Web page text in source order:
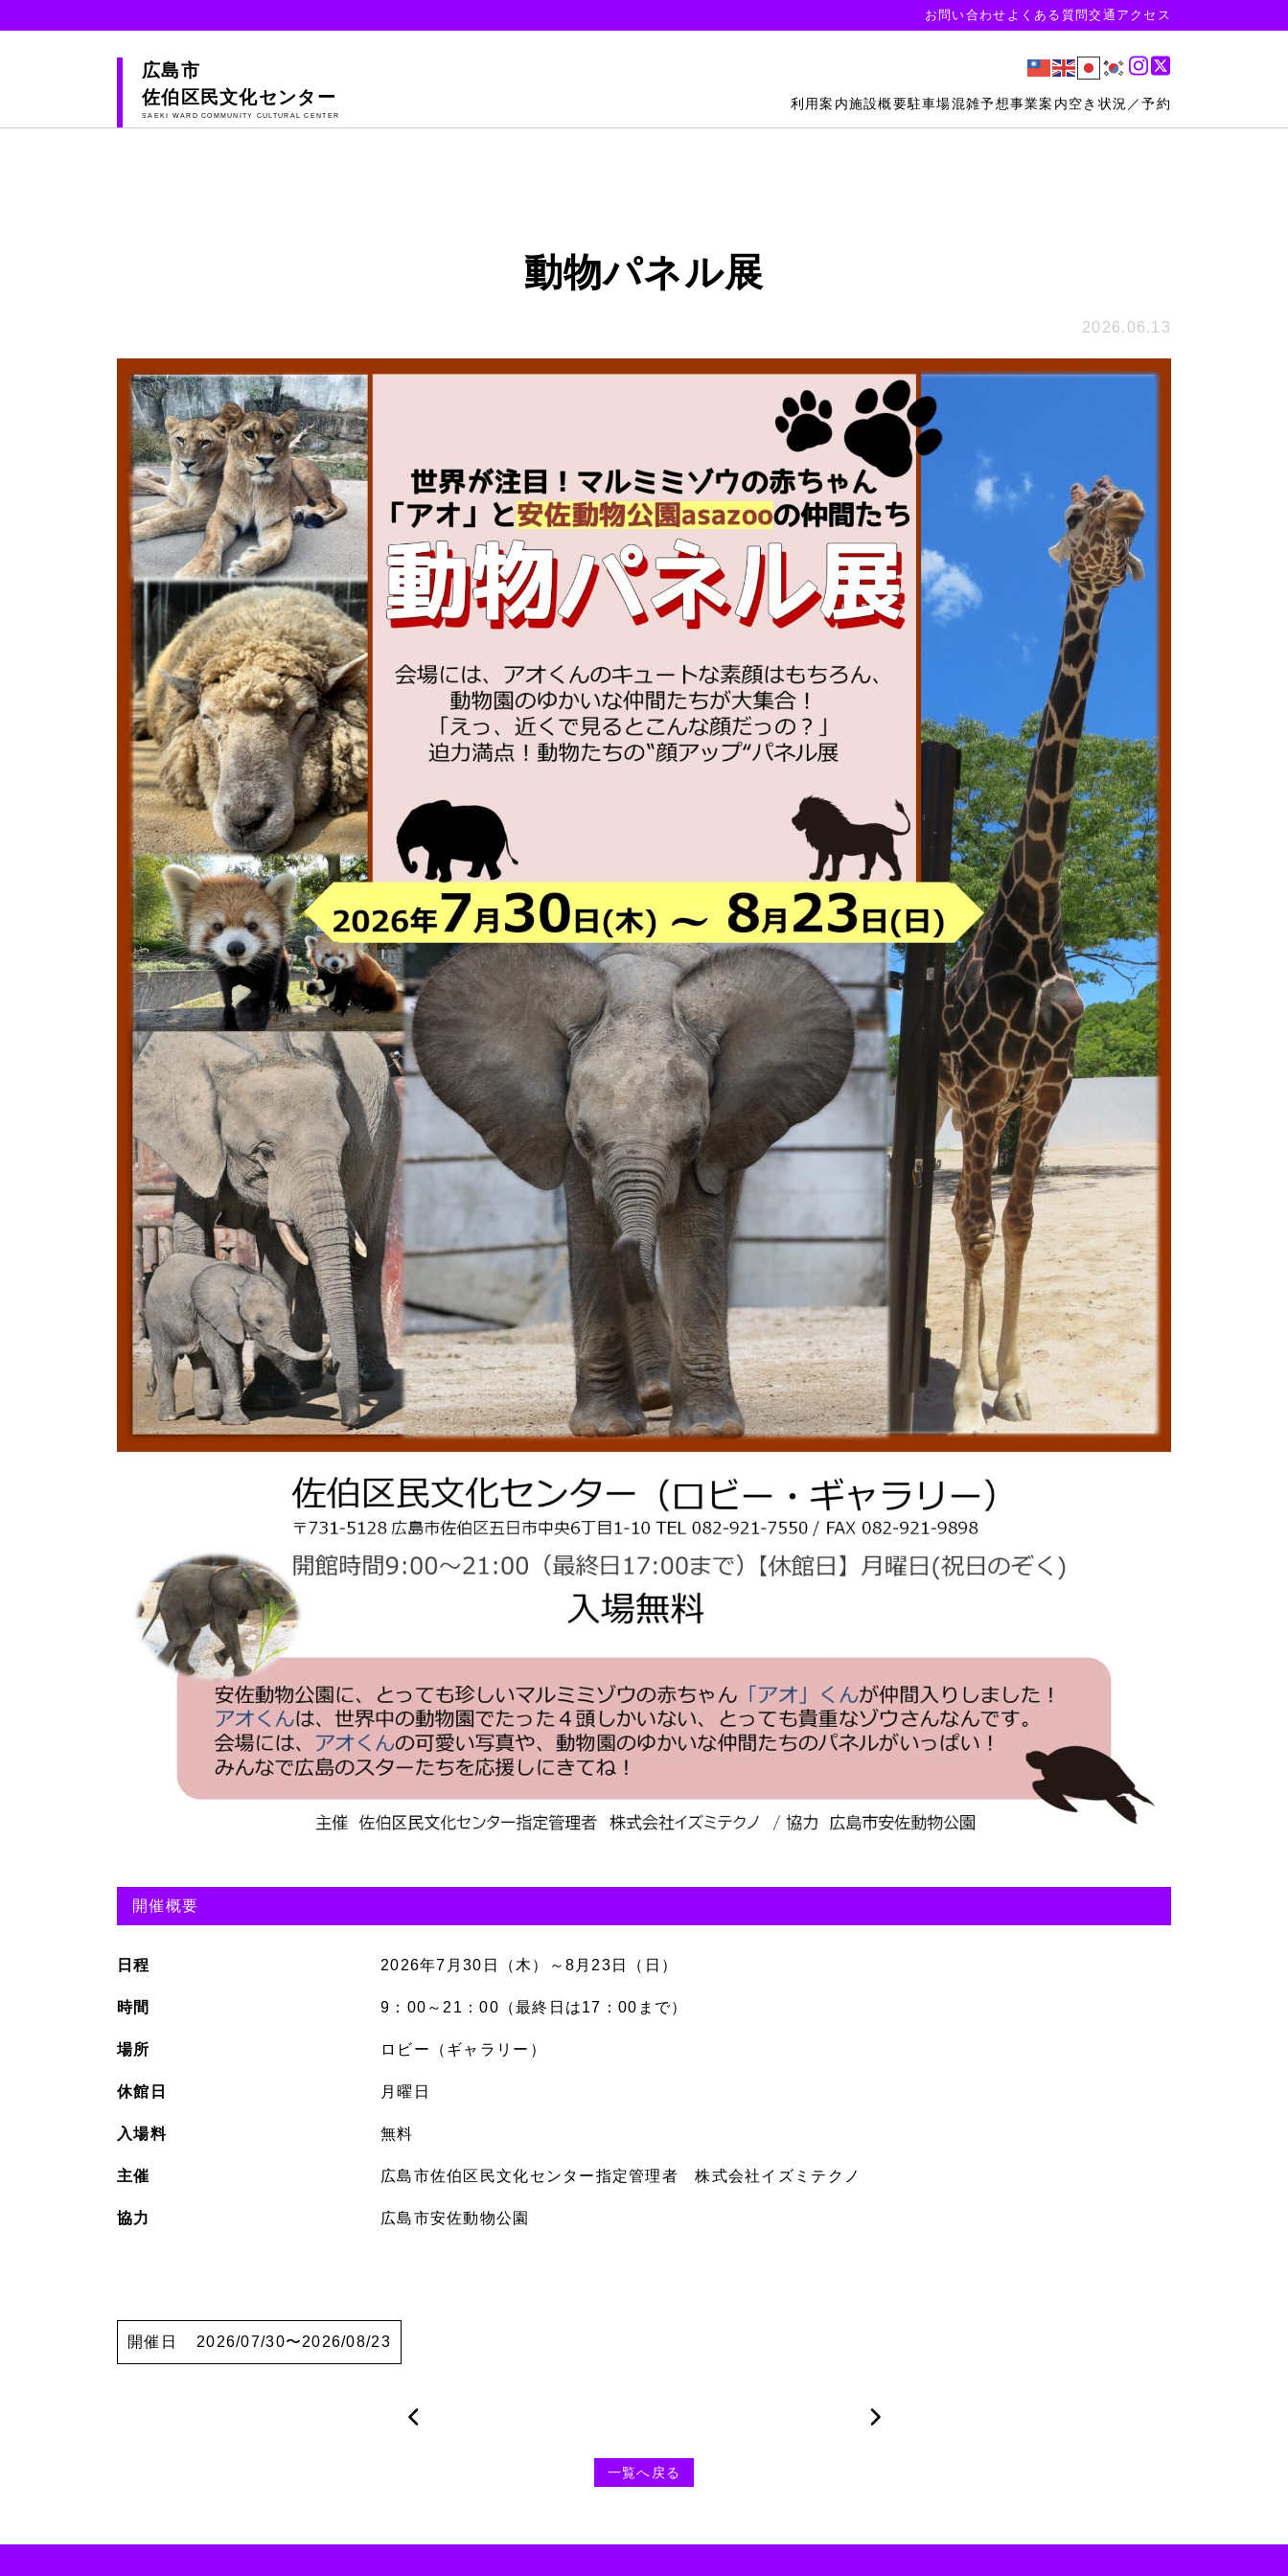
お問い合わせ よくある質問交通アクセス
広島市
佐伯区民文化センター
SAEKI WARD COMMUNITY CULTURAL CENTER
利用案内施設概要駐車場混雑予想事業案内空き状況／予約
動物パネル展
2026.06.13
開催概要
日程 2026年7月30日（木）～8月23日（日）
時間 9：00～21：00（最終日は17：00まで）
場所 ロビー（ギャラリー）
休館日 月曜日
入場料 無料
主催 広島市佐伯区民文化センター指定管理者 株式会社イズミテクノ
協力 広島市安佐動物公園
開催日 2026/07/30〜2026/08/23
一覧へ戻る